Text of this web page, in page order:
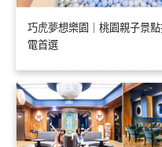
巧虎夢想樂園｜桃園親子景
電首選